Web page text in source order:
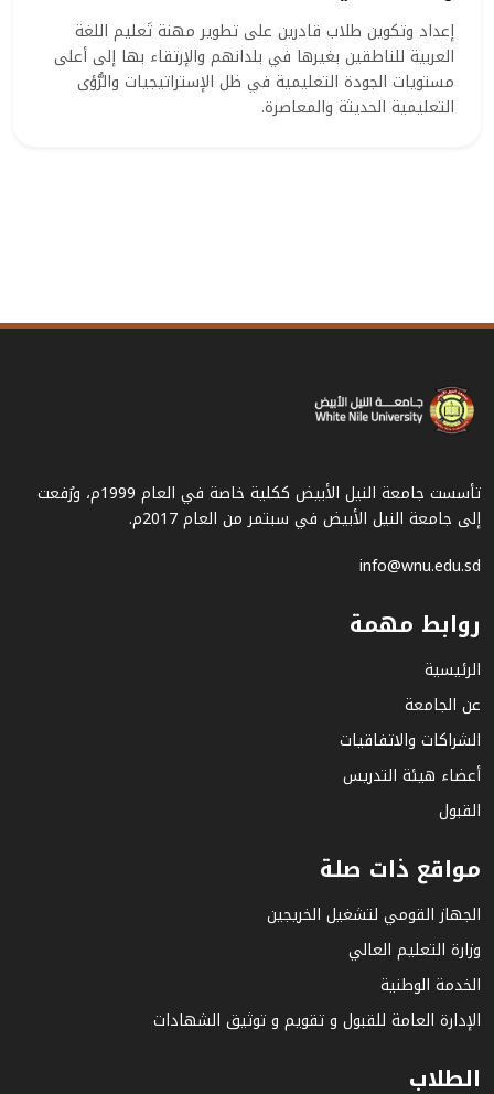
إعداد وتكوين طلاب قادرين على تطوير مهنة تَعليم اللغة
العربية للناطقين بغيرها في بلدانهم والإرتقاء بها إلى أعلى
مستويات الجودة التعليمية في ظل الإستراتيجيات والرُّؤى
التعليمية الحديثة والمعاصرة.
تأسست جامعة النيل الأبيض ككلية خاصة في العام 1999م، ورُفعت
إلى جامعة النيل الأبيض في سبتمر من العام 2017م.
info@wnu.edu.sd
روابط مهمة
الرئيسية
عن الجامعة
الشراكات والاتفاقيات
أعضاء هيئة التدريس
القبول
مواقع ذات صلة
الجهاز القومي لتشغيل الخريجين
وزارة التعليم العالي
الخدمة الوطنية
الإدارة العامة للقبول و تقويم و توثيق الشهادات
الطلاب